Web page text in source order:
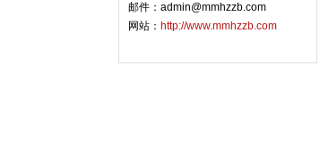
邮件：admin@mmhzzb.com
网站： http://www.mmhzzb.com